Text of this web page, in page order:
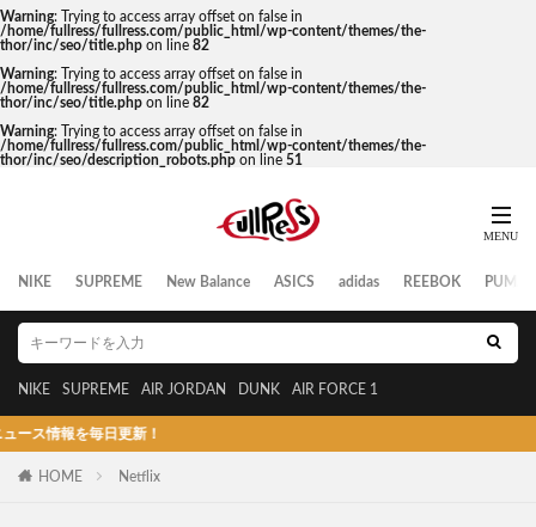
Warning: Trying to access array offset on false in
/home/fullress/fullress.com/public_html/wp-content/themes/the-
thor/inc/seo/title.php on line 82
Warning: Trying to access array offset on false in
/home/fullress/fullress.com/public_html/wp-content/themes/the-
thor/inc/seo/title.php on line 82
Warning: Trying to access array offset on false in
/home/fullress/fullress.com/public_html/wp-content/themes/the-
thor/inc/seo/description_robots.php on line 51
NIKE SUPREME New Balance ASICS adidas REEBOK PUMA
NIKE SUPREME AIR JORDAN DUNK AIR FORCE 1
を毎日更新！
HOME Netflix